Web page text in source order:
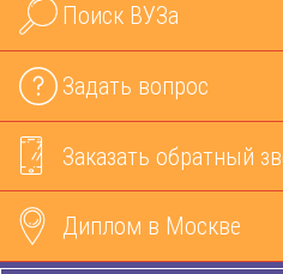
Поиск ВУЗа
Задать вопрос
Заказать обратный
Диплом в Москве